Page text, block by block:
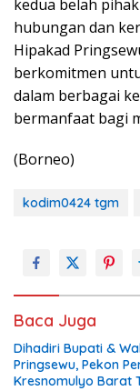
kedua belah
hubungan dan
Hipakad
berkomitmen
dalam berbagai
bermanfaat bagi
(Borneo)
kodim0424 tgm
Baca Juga
Dihadiri Bupati &
Pringsewu, Pekon
Kresnomulyo Barat